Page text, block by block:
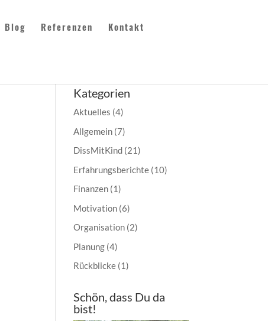
Blog Referenzen Kontakt
Kategorien
Aktuelles (4)
Allgemein (7)
DissMitKind (21)
Erfahrungsberichte (10)
Finanzen (1)
Motivation (6)
Organisation (2)
Planung (4)
Rückblicke (1)
Schön, dass Du da
bist!